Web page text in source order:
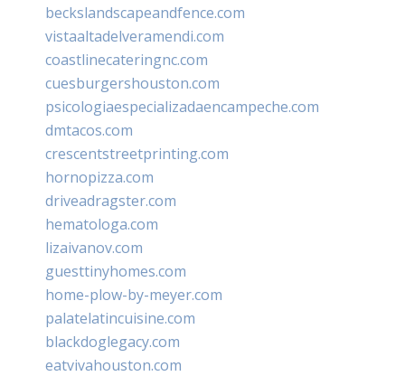
beckslandscapeandfence.com
vistaaltadelveramendi.com
coastlinecateringnc.com
cuesburgershouston.com
psicologiaespecializadaencampeche.com
dmtacos.com
crescentstreetprinting.com
hornopizza.com
driveadragster.com
hematologa.com
lizaivanov.com
guesttinyhomes.com
home-plow-by-meyer.com
palatelatincuisine.com
blackdoglegacy.com
eatvivahouston.com